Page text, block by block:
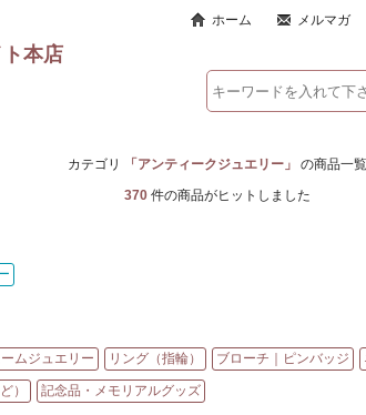
本店
ホーム メルマガ
カテゴリ 「アンティークジュエリー」
の商品一覧
370 件の商品がヒットしました
ムジュエリー リング（指輪） ブローチ｜ピンバッジ
） 記念品・メモリアルグッズ